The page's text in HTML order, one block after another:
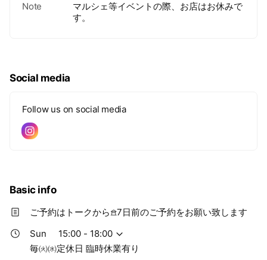
Note
マルシェ等イベントの際、お店はお休みで
す。
Social media
Follow us on social media
Basic info
ご予約はトークから𖠿7日前のご予約をお願い致します
Sun
15:00 - 18:00
毎㈫㈬定休日 臨時休業有り